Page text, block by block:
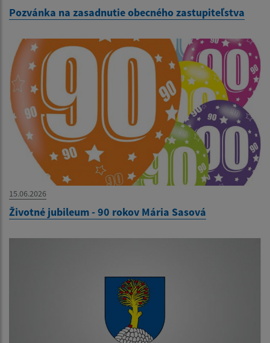
Pozvánka na zasadnutie obecného zastupiteľstva
15.06.2026
Životné jubileum - 90 rokov Mária Sasová